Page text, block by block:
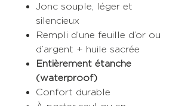
Jonc souple, léger et
silencieux
Rempli d’une feuille d’or ou
d’argent + huile sacrée
Entièrement étanche
(waterproof)
Confort durable